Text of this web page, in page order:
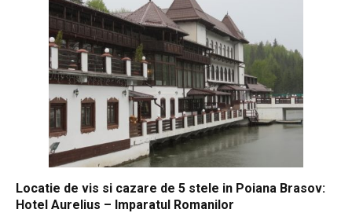
Locatie de vis si cazare de 5 stele in Poiana Brasov:
Hotel Aurelius – Imparatul Romanilor